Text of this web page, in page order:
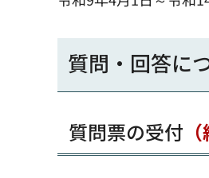
質問・回答に
質問票の受付